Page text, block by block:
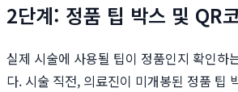
2단계: 정품 팁 박스 및 QR
실제 시술에 사용될 팁이 정품인지 확인하
다. 시술 직전, 의료진이 미개봉된 정품 팁